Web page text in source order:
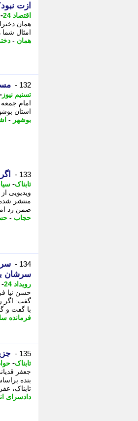
ازت
اقتصاد 24 -
همان
امثال
همان -
132 -
تسنیم نیوز -
امام
استان
بوشهر -
133 -
تابناک-
ویدیویی
منتشر
ضمن رد
حجاب -
134 -
سرشان
رویداد 24 -
حسن نیا
گفت: اگر
با گفت و
فرمانده
135 -
تابناک-
بنده
تابناک،
دادسرای